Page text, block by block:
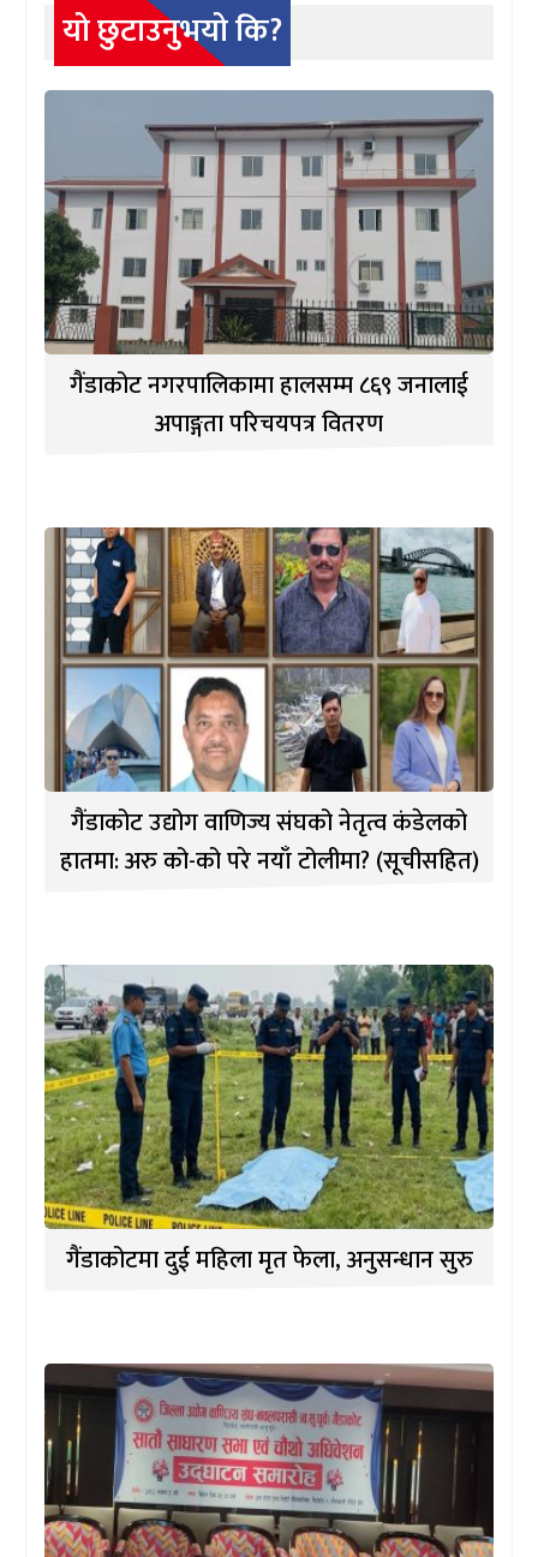
यो छुटाउनुभयो कि?
गैंडाकोट नगरपालिकामा हालसम्म ८६९ जनालाई
अपाङ्गता परिचयपत्र वितरण
गैंडाकोट उद्योग वाणिज्य संघको नेतृत्व कंडेलको
हातमा: अरु को-को परे नयाँ टोलीमा? (सूचीसहित)
गैंडाकोटमा दुई महिला मृत फेला, अनुसन्धान सुरु